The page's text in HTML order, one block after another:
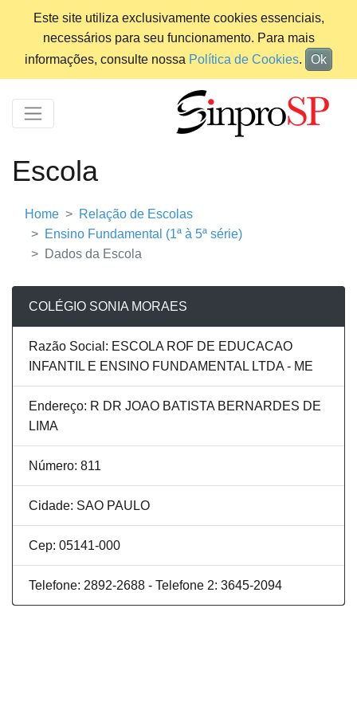
Este site utiliza exclusivamente cookies essenciais,
necessários para seu funcionamento. Para mais
informações, consulte nossa Política de Cookies. Ok
Escola
Home
Relação de Escolas
Ensino Fundamental (1ª à 5ª série)
Dados da Escola
COLÉGIO SONIA MORAES
Razão Social: ESCOLA ROF DE EDUCACAO
INFANTIL E ENSINO FUNDAMENTAL LTDA - ME
Endereço: R DR JOAO BATISTA BERNARDES DE
LIMA
Número: 811
Cidade: SAO PAULO
Cep: 05141-000
Telefone: 2892-2688 - Telefone 2: 3645-2094